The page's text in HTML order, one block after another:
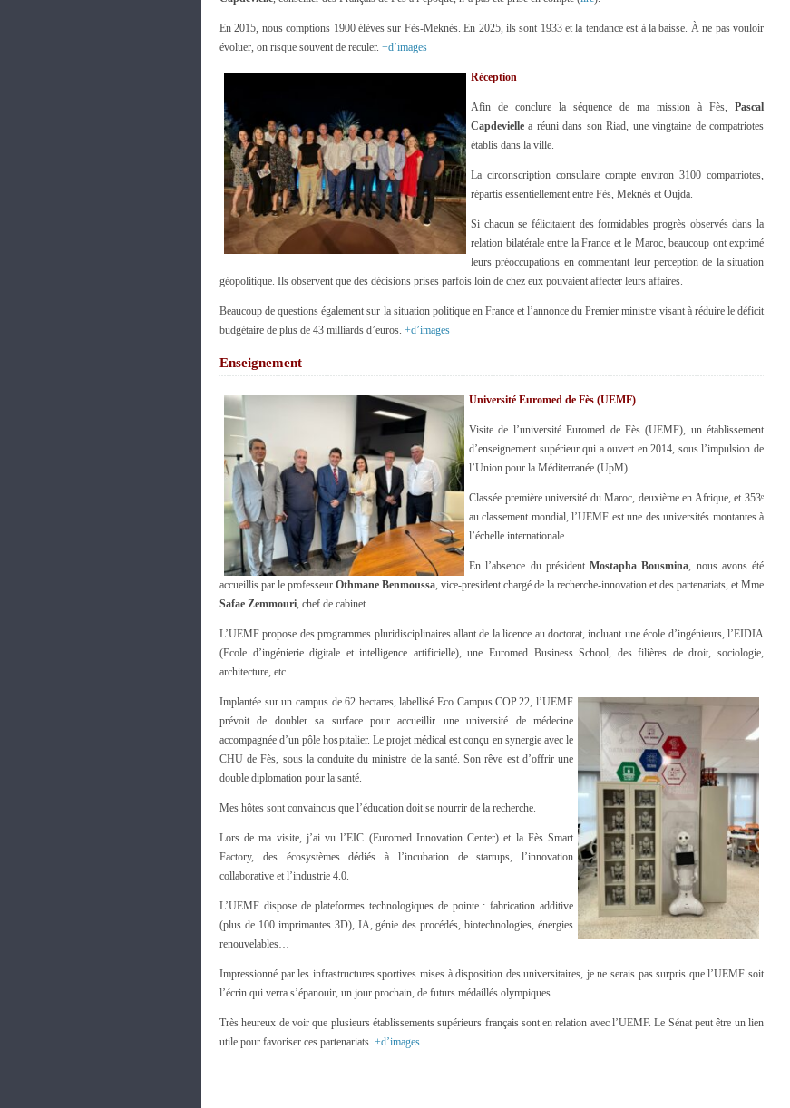
En 2015, nous comptions 1900 élèves sur Fès-Meknès. En 2025, ils sont 1933 et la tendance est à la baisse. À ne pas vouloir
évoluer, on risque souvent de reculer. +d’images
Réception
Afin de conclure la séquence de ma mission à Fès, Pascal
Capdevielle a réuni dans son Riad, une vingtaine de compatriotes
établis dans la ville.
La circonscription consulaire compte environ 3100 compatriotes,
répartis essentiellement entre Fès, Meknès et Oujda.
Si chacun se félicitaient des formidables progrès observés dans la
relation bilatérale entre la France et le Maroc, beaucoup ont exprimé
leurs préoccupations en commentant leur perception de la situation
géopolitique. Ils observent que des décisions prises parfois loin de chez eux pouvaient affecter leurs affaires.
Beaucoup de questions également sur la situation politique en France et l’annonce du Premier ministre visant à réduire le déficit
budgétaire de plus de 43 milliards d’euros. +d’images
Enseignement
Université Euromed de Fès (UEMF)
Visite de l’université Euromed de Fès (UEMF), un établissement
d’enseignement supérieur qui a ouvert en 2014, sous l’impulsion de
l’Union pour la Méditerranée (UpM).
Classée première université du Maroc, deuxième en Afrique, et 353ᵉ
au classement mondial, l’UEMF est une des universités montantes à
l’échelle internationale.
En l’absence du président Mostapha Bousmina, nous avons été
accueillis par le professeur Othmane Benmoussa, vice-president chargé de la recherche-innovation et des partenariats, et Mme
Safae Zemmouri, chef de cabinet.
L’UEMF propose des programmes pluridisciplinaires allant de la licence au doctorat, incluant une école d’ingénieurs, l’EIDIA
(Ecole d’ingénierie digitale et intelligence artificielle), une Euromed Business School, des filières de droit, sociologie,
architecture, etc.
Implantée sur un campus de 62 hectares, labellisé Eco Campus COP 22, l’UEMF
prévoit de doubler sa surface pour accueillir une université de médecine
accompagnée d’un pôle hospitalier. Le projet médical est conçu en synergie avec le
CHU de Fès, sous la conduite du ministre de la santé. Son rêve est d’offrir une
double diplomation pour la santé.
Mes hôtes sont convaincus que l’éducation doit se nourrir de la recherche.
Lors de ma visite, j’ai vu l’EIC (Euromed Innovation Center) et la Fès Smart
Factory, des écosystèmes dédiés à l’incubation de startups, l’innovation
collaborative et l’industrie 4.0.
L’UEMF dispose de plateformes technologiques de pointe : fabrication additive
(plus de 100 imprimantes 3D), IA, génie des procédés, biotechnologies, énergies
renouvelables…
Impressionné par les infrastructures sportives mises à disposition des universitaires, je ne serais pas surpris que l’UEMF soit
l’écrin qui verra s’épanouir, un jour prochain, de futurs médaillés olympiques.
Très heureux de voir que plusieurs établissements supérieurs français sont en relation avec l’UEMF. Le Sénat peut être un lien
utile pour favoriser ces partenariats. +d’images